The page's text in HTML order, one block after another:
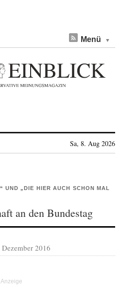
Menü
Sa, 8. Aug 2026
UND „DIE HIER AUCH SCHON MAL
an den Bundestag
2016